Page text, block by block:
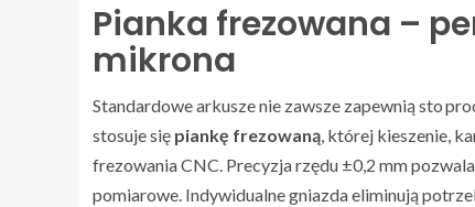
Pianka frezowana –
mikrona
Standardowe arkusze nie zawsze zapewnią sto
stosuje się piankę frezowaną, której kieszenie,
frezowania CNC. Precyzja rzędu ±0,2 mm
pomiarowe. Indywidualne gniazda eliminują